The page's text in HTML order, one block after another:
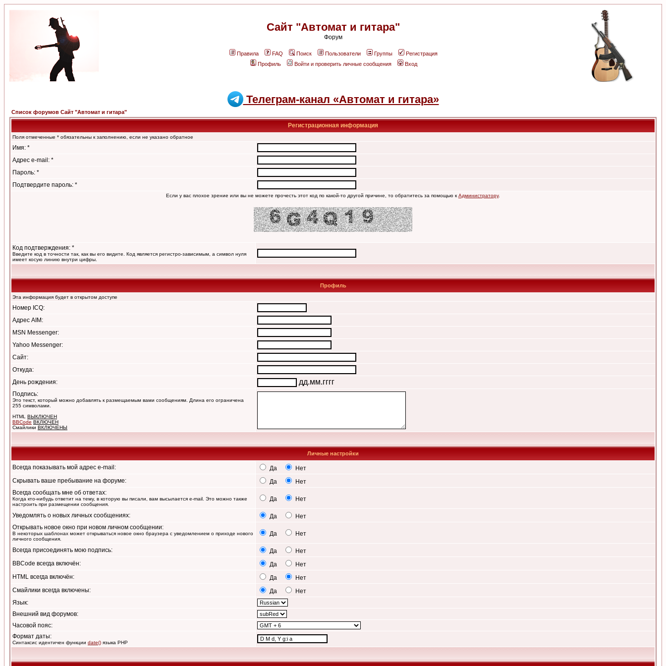
Сайт "Автомат и гитара"
Форум
Правила FAQ Поиск Пользователи Группы
Регистрация
Профиль
Войти и проверить личные сообщения Вход
Телеграм-канал «Автомат и гитара»
Список форумов Сайт "Автомат и гитара"
Регистрационная информация
Поля отмеченные * обязательны к заполнению, если не указано обратное
Имя: *
Адрес e-mail: *
Пароль: *
Подтвердите пароль: *
Если у вас плохое зрение или вы не можете прочесть этот код по какой-то другой причине, то обратитесь за помощью к Администратору.
Код подтверждения: *
Введите код в точности так, как вы его видите. Код является регистро-зависимым, а символ нуля
имеет косую линию внутри цифры.
Профиль
Эта информация будет в открытом доступе
Номер ICQ:
Адрес AIM:
MSN Messenger:
Yahoo Messenger:
Сайт:
Откуда:
День рождения:
дд.мм.гггг
Подпись:
Это текст, который можно добавлять к размещаемым вами сообщениям. Длина его ограничена
255 символами.
HTML ВЫКЛЮЧЕН
BBCode ВКЛЮЧЕН
Смайлики ВКЛЮЧЕНЫ
Личные настройки
Всегда показывать мой адрес e-mail: Да
Нет
Скрывать ваше пребывание на форуме:
Да
Нет
Всегда сообщать мне об ответах:
Когда кто-нибудь ответит на тему, в которую вы писали, вам высылается e-mail. Это можно также
настроить при размещении сообщения.
Да Нет
Уведомлять о новых личных сообщениях: Да
Нет
Открывать новое окно при новом личном сообщении:
В некоторых шаблонах может открываться новое окно браузера с уведомлением о приходе нового
личного сообщения.
Да Нет
Всегда присоединять мою подпись: Да
Нет
BBCode всегда включён:
Да
Нет
HTML всегда включён:
Да
Нет
Смайлики всегда включены:
Да
Нет
Язык:
Внешний вид форумов:
Часовой пояс:
Формат даты:
Синтаксис идентичен функции date() языка PHP